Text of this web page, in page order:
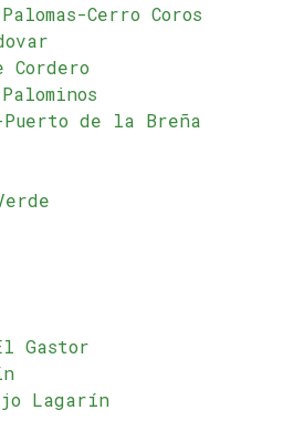
Cerro Coros
Cordero
Puerto de la Breña
Gastor
Lagarín